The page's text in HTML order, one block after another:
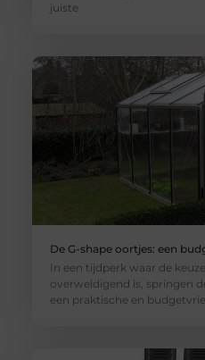
juiste
De G-shape oortjes: een
In een tijdperk waar de
overweldigend is, springen
een praktische en